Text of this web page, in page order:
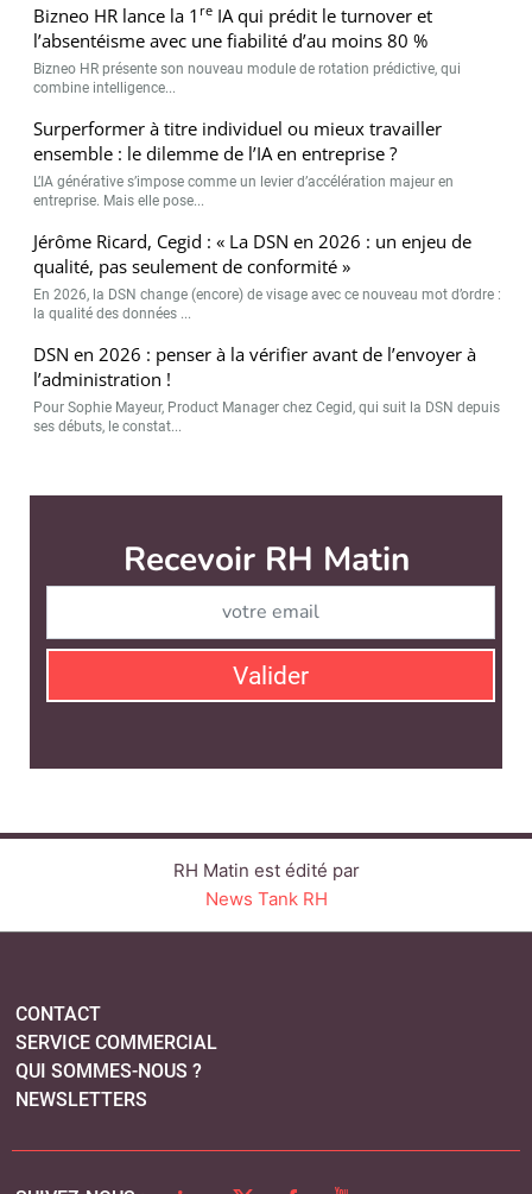
Bizneo HR lance la 1 re IA qui prédit le turnover et
l’absentéisme avec une fiabilité d’au moins 80 %
Bizneo HR présente son nouveau module de rotation prédictive, qui
combine intelligence...
Surperformer à titre individuel ou mieux travailler
ensemble : le dilemme de l’IA en entreprise ?
L’IA générative s’impose comme un levier d’accélération majeur en
entreprise. Mais elle pose...
Jérôme Ricard, Cegid : « La DSN en 2026 : un enjeu de
qualité, pas seulement de conformité »
En 2026, la DSN change (encore) de visage avec ce nouveau mot d’ordre :
la qualité des données ...
DSN en 2026 : penser à la vérifier avant de l’envoyer à
l’administration !
Pour Sophie Mayeur, Product Manager chez Cegid, qui suit la DSN depuis
ses débuts, le constat...
RH Matin est édité par
QUI SOMMES-NOUS ?
LINKEDINTWITTERFACEBOOK
MENTIONS LÉGALES
POLITIQUE DE CONFIDENTIALITÉ
COOKIES